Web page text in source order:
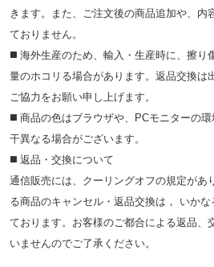
きます。また、ご注文後の商品追加や、内
ておりません。
◼️ 海外⽣産のため、輸⼊・⽣産時に、擦り
量のホコリる場合があります。返品交換は
ご協⼒をお願い申し上げます。
◼️ 商品の⾊はブラウザや、PCモニターの
⼲異なる場合がございます。
◼️ 返品・交換について
通信販売には、クーリングオフの規定があ
る商品のキャンセル・返品交換は， いか
ております。お客様のご都合による返品、
いませんのでご了承ください。